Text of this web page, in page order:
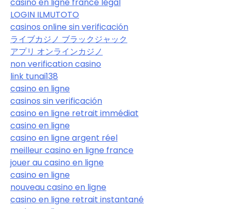
LOGIN ILMUTOTO
casinos online sin verificación
ライブカジノ ブラックジャック
アプリ オンラインカジノ
non verification casino
link tunai138
casino en ligne
casinos sin verificación
casino en ligne retrait immédiat
casino en ligne
casino en ligne argent réel
meilleur casino en ligne france
jouer au casino en ligne
casino en ligne
nouveau casino en ligne
casino en ligne retrait instantané